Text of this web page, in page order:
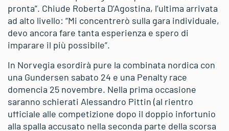
pronta”. Chiude Roberta D’Agostina, l’ultima arrivata
ad alto livello: “Mi concentrerò sulla gara individuale,
devo ancora fare tanta esperienza e spero di
imparare il più possibile”.
In Norvegia esordirà pure la combinata nordica con
una Gundersen sabato 24 e una Penalty race
domencia 25 novembre. Nella prima occasione
saranno schierati Alessandro Pittin (al rientro
ufficiale alle competizione dopo il doppio infortunio
alla spalla accusato nella seconda parte della scorsa